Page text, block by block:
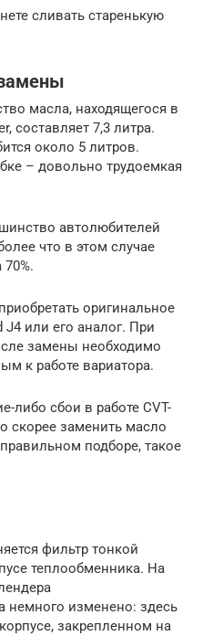
сливать старенькую
масла, находящегося в
составляет 7,3 литра.
около 5 литров.
– довольно трудоемкая
автолюбителей
что в этом случае
оригинальное
или его аналог. При
замены необходимо
к работе вариатора.
либо сбои в работе CVT-
скорее заменить масло
подборе, такое
фильтр тонкой
теплообменника. На
немного изменено: здесь
закрепленном на